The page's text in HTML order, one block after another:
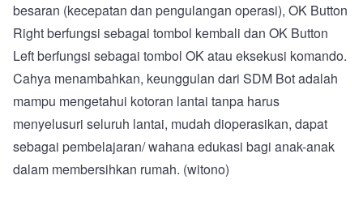
besaran (kecepatan dan pengulangan operasi), OK Button
Right berfungsi sebagai tombol kembali dan OK Button
Left berfungsi sebagai tombol OK atau eksekusi komando.
Cahya menambahkan, keunggulan dari SDM Bot adalah
mampu mengetahui kotoran lantai tanpa harus
menyelusuri seluruh lantai, mudah dioperasikan, dapat
sebagai pembelajaran/ wahana edukasi bagi anak-anak
dalam membersihkan rumah. (witono)